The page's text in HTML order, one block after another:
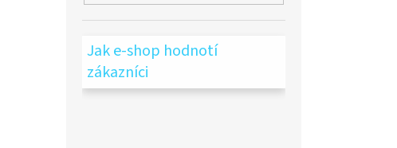
Jak e-shop hodnotí
zákazníci